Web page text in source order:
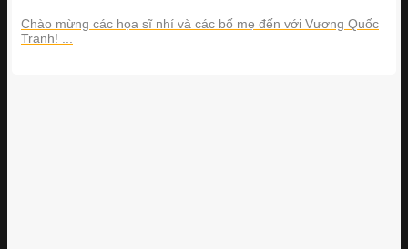
Chào mừng các họa sĩ nhí và các bố mẹ đến với Vương Quốc
Tranh! ...